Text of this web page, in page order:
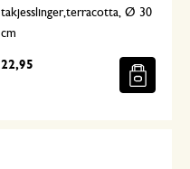
takjesslinger,terracotta, Ø 30
cm
22,95